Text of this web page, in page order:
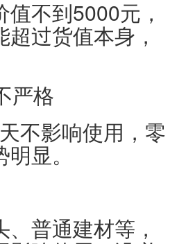
不到5000元，
过货值本身，
严格
不影响使用，零
显。
普通建材等，